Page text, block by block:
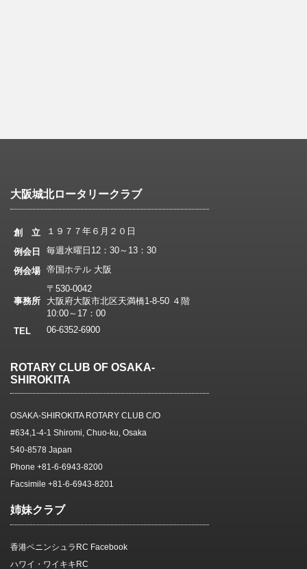
大阪城北ロータリークラブ
創 立
１９７７年６月２０日
例会日
毎週水曜日12：30～13：30
例会場 帝国ホテル 大阪
事務所
〒530-0042
大阪府大阪市北区天満橋1-8-50 ４階
10:00～17：00
TEL
06-6352-6900
ROTARY CLUB OF OSAKA-
SHIROKITA
OSAKA-SHIROKITA ROTARY CLUB C/O
#634,1-4-1 Shiromi, Chuo-ku, Osaka
540-8578 Japan
Phone +81-6-6943-8200
Facsimile +81-6-6943-8201
姉妹クラブ
香港ペニンシュラRC Facebook
ハワイ・ワイキキRC